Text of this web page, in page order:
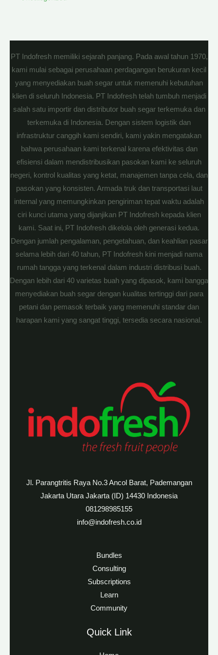
PT Indofresh memiliki sejarah panjang. Pada awal tahun 1970,
kami mulai sebagai perusahaan perdagangan berukuran kecil
yang menyediakan buah segar untuk memenuhi kebutuhan
klien di seluruh Indonesia. PT Indofresh telah tumbuh menjadi
salah satu importir dan distributor buah segar terkemuka dan
terkemuka di Indonesia. Dengan sistem logistik dan
infrastruktur canggih kami sendiri, kami yakin mengatakan
bahwa perusahaan kami terkenal karena efektivitas dan
efisiensi dalam mendistribusikan pasokan kami ke seluruh
negeri, kontrol kualitas yang ketat, manajemen tanpa cela, dan
pasokan yang konsisten. Armada truk dan transportasi laut
internal yang memungkinkan pengiriman tepat waktu adalah
ciri kunci utama yang dijanjikan PT Indofresh kepada klien
kami. Saat ini, PT Indofresh dikelola oleh generasi kedua.
Dengan jumlah pengalaman, pengetahuan, dan keahlian pasar
selama lebih dari 40 tahun, PT Indofresh kini menjadi nama
rumah tangga yang terkenal dalam industri distribusi buah.
Dengan lebih dari 40 varietas buah yang dipasok, kami bangga
menyediakan buah segar dengan kualitas tertinggi dari para
petani dan pemasok terbaik yang memenuhi standar dan
harapan kami yang sangat tinggi, tersedia secara nasional.
Jl. Parangtritis Raya No.3 Ancol Barat, Pademangan
Jakarta Utara Jakarta (ID) 14430 Indonesia
081298985155
info@indofresh.co.id
Bundles
Consulting
Subscriptions
Learn
Community
Quick Link